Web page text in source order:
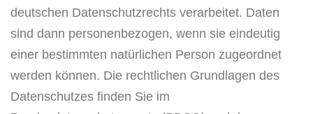
deutschen Datenschutzrechts verarbeitet. Daten
sind dann personenbezogen, wenn sie eindeutig
einer bestimmten natürlichen Person zugeordnet
werden können. Die rechtlichen Grundlagen des
Datenschutzes finden Sie im